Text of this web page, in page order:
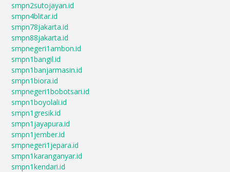
smpn2sutojayan.id
smpn4blitar.id
smpn78jakarta.id
smpn88jakarta.id
smpnegeri1ambon.id
smpn1bangil.id
smpn1banjarmasin.id
smpn1biora.id
smpnegeri1bobotsari.id
smpn1boyolali.id
smpn1gresik.id
smpn1jayapura.id
smpn1jember.id
smpnegeri1jepara.id
smpn1karanganyar.id
smpn1kendari.id